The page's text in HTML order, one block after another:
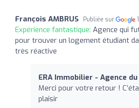
François AMBRUS Publiée sur
Expérience fantastique: Agence qui
pour trouver un logement étudiant
très réactive
ERA Immobilier - Agence
Merci pour votre retour !
plaisir